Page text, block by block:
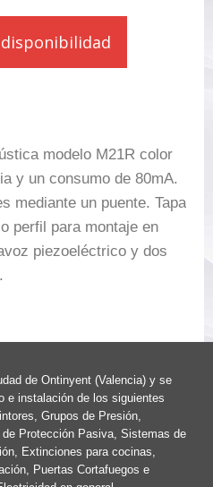
modelo M21R color
y un consumo de 80mA.
mediante un puente. Tapa
perfil para montaje en
piezoeléctrico y dos
de Ontinyent (Valencia) y se
e instalación de los siguientes
Grupos de Presión,
Protección Pasiva, Sistemas de
Extinciones para cocinas,
Puertas Cortafuegos e